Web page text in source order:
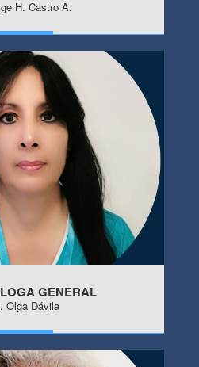
H. Castro A.
GENERAL
Olga Dávila